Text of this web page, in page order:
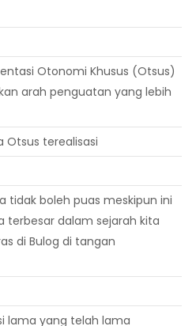
Otonomi Khusus (Otsus)
arah penguatan yang lebih
Otsus terealisasi
tidak boleh puas meskipun ini
terbesar dalam sejarah kita
di Bulog di tangan
lama yang telah lama